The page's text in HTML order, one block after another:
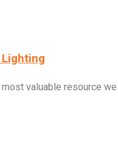
valuable resource